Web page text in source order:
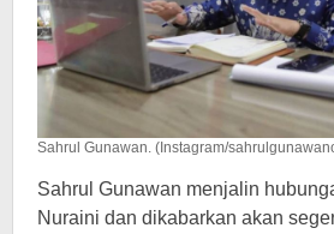
Sahrul Gunawan. (Instagram/
Sahrul Gunawan menjalin
Nuraini dan dikabarkan akan